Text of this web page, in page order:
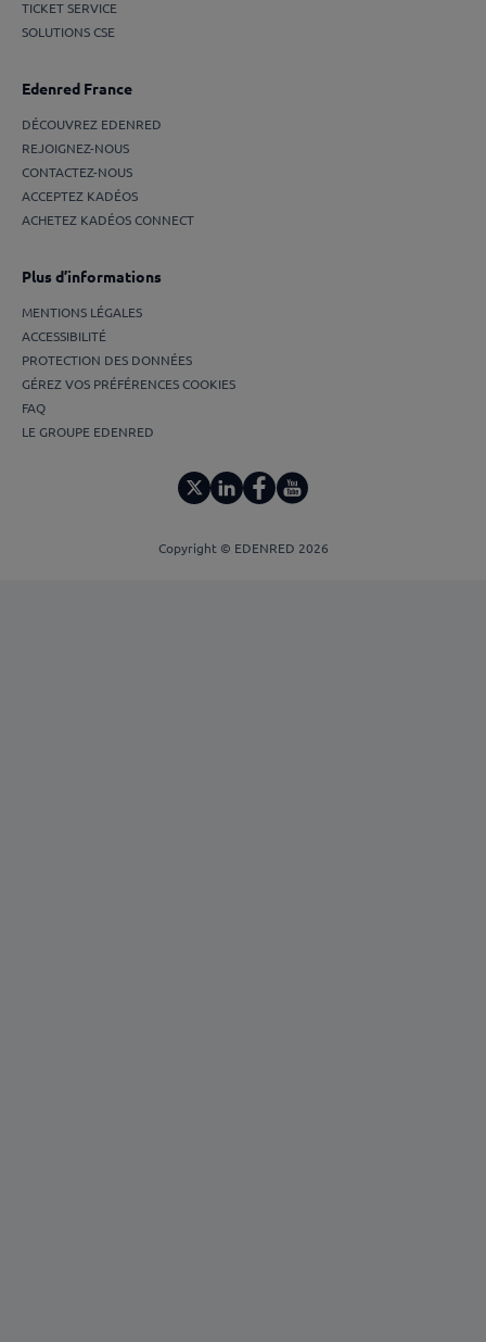
TICKET SERVICE
SOLUTIONS CSE
Edenred France
DÉCOUVREZ EDENRED
REJOIGNEZ-NOUS
CONTACTEZ-NOUS
ACCEPTEZ KADÉOS
ACHETEZ KADÉOS CONNECT
Plus d’informations
MENTIONS LÉGALES
ACCESSIBILITÉ
PROTECTION DES DONNÉES
GÉREZ VOS PRÉFÉRENCES COOKIES
FAQ
LE GROUPE EDENRED
Copyright © EDENRED 2026